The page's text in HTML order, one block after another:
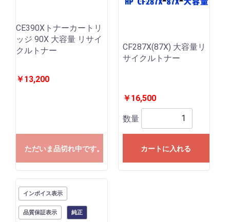
CE390Xトナーカートリ
ッジ 90X 大容量 リサイ
クルトナー
￥13,200
ただいま品切れ中です。
CF287X(87X) 大容量リ
サイクルトナー
￥16,500
数量
カートに入れる
インボイス表示
品質保証表示 純正